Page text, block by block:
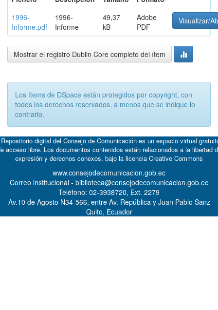
1996-
Informe.pdf
1996-
Informe
49,37
kB
Adobe
PDF
Visualizar/
Mostrar el registro Dublin Core completo del ítem
Los ítems de DSpace están protegidos por copyright, con
todos los derechos reservados, a menos que se indique lo
contrario.
digital del Consejo de Comunicación es un espacio virtual
acceso libre. Los documentos contenidos están relacionados a la libertad
expresión y derechos conexos, bajo la licencia Creative Commons
www.consejodecomunicacion.gob.ec
Correo institucional - biblioteca@consejodecomunicacion.gob.ec
Teléfono: 02-3938720, Ext. 2279
Av.10 de Agosto N34-566, entre Av. República y Juan Pablo Sanz
Quito, Ecuador